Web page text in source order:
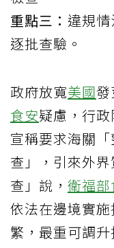
重點三： 違規
逐批查驗。
政府放寬美國發
食安疑慮，行
宣稱要求海關
查」，引來外
查」說， 衛福部
依法在邊境實
繁，最重可調